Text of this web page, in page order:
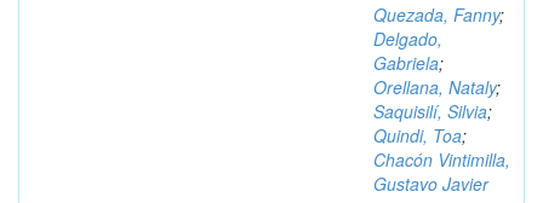
Quezada, Fanny;
Delgado,
Gabriela;
Orellana, Nataly;
Saquisilí, Silvia;
Quindi, Toa;
Chacón Vintimilla,
Gustavo Javier